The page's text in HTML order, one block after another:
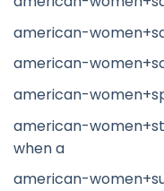
american-
american-
american-
american-
when a
american-